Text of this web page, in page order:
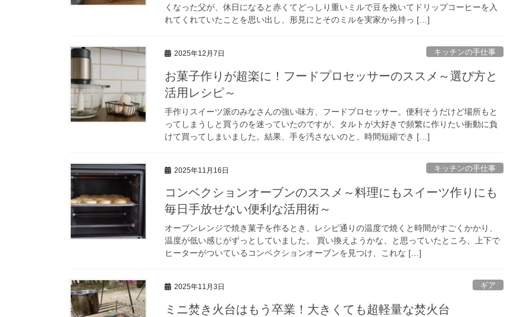
くなった父が、休日になると赤くてどっしり重いミルで豆を挽いてドリップコーヒーを入
れてくれていたことを思い出し、形見にとそのミルを実家から持っ […]
2025年12月7日 キッチンの手仕事
お菓子作りが超楽に！フードプロセッサーのススメ～選び方と
活用レシピ～
手作りスイーツ派のみなさんの強い味方、フードプロセッサー。便利そうだけど場所もと
ってしまうしと買うのを迷っていたのですが、タルトが大好きで頻繁に作りたい衝動に負
けて買ってしまいました。結果、手を汚さないのと、時間短縮でき […]
2025年11月16日 キッチンの手仕事
コンベクションオーブンのススメ～料理にもスイーツ作りにも
毎日手放せない便利な活用術～
オーブンレンジで焼き菓子を作るとき、レシピ通りの温度で焼くと時間がすごくかかり、
温度が低い感じがずっとしていました。 買い換えようかな、と思っていたところ、上下で
ヒーターがついているコンベクションオーブンを見つけ、これな […]
2025年11月3日 ギア
ミニ焚き火台はもう卒業！大きくても超軽量な焚火台